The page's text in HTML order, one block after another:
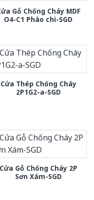
Gỗ Chống Cháy MDF
O4-C1 Phào chi-SGD
Cửa Thép Chống Cháy
2P1G2-a-SGD
Cửa Gỗ Chống Cháy 2P
Sơn Xám-SGD